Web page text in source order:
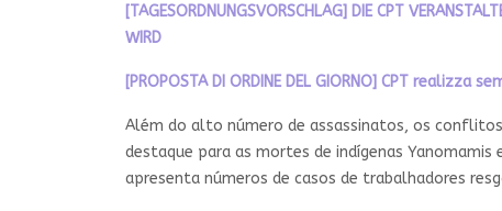
[TAGESORDNUNGSVORSCHLAG] DIE CPT
WIRD
[PROPOSTA DI ORDINE DEL GIORNO] CPT
Além do alto número de assassinatos, os
destaque para as mortes de indígenas
apresenta números de casos de trabalhadores